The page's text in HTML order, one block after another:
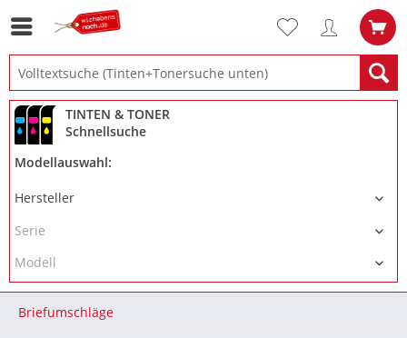
TINTEN & TONER
Schnellsuche
Modellauswahl:
Briefumschläge